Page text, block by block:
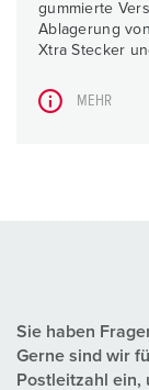
gummierte
Ablagerung
Xtra Stecker
MEHR
Sie haben
Gerne sind wir
Postleitzahl